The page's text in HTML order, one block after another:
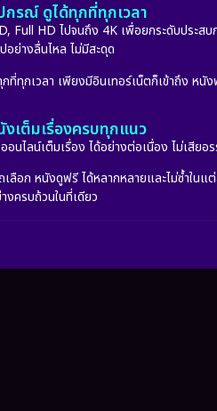
รณ์ ดูได้ทุกที่ทุกเวลา
HD ไปจนถึง 4K เพื่อยกระดับประส
อย่างลื่นไหล ไม่มีสะดุด
กเวลา เพียงมีอินเทอร์เน็ตก็เข้าถึง หนั
เต็มเรื่องครบทุกแนว
ลน์เต็มเรื่อง ได้อย่างต่อเนื่อง ไม่เสียอ
อก หนังดูฟรี ได้หลากหลายและไม่ซ้ำใน
งครบถ้วนในที่เดียว